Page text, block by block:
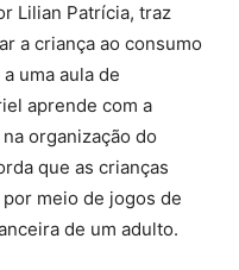
Lilian Patrícia, traz
a criança ao consumo
uma aula de
aprende com a
organização do
que as crianças
meio de jogos de
de um adulto.